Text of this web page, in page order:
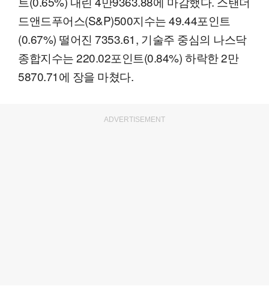
드앤드푸어스(S&P)500지수는 49.44포인트
(0.67%) 떨어진 7353.61, 기술주 중심의 나스닥
종합지수는 220.02포인트(0.84%) 하락한 2만
5870.71에 장을 마쳤다.
ADVERTISEMENT